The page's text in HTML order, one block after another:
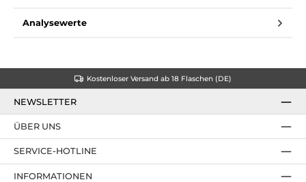
Analysewerte
Kostenloser Versand ab 18 Flaschen (DE)
NEWSLETTER
SERVICE-HOTLINE
ÜBER UNS
INFORMATIONEN